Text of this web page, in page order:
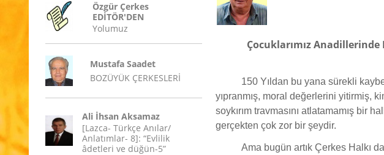
Özgür Çerkes
EDİTÖR'DEN
Yolumuz
Mustafa Saadet
BOZÜYÜK ÇERKESLERİ
Ali İhsan Aksamaz
[Lazca- Türkçe Anılar/
Anlatımlar- 8]: “Evlilik
âdetleri ve düğün-5”
Çocuklarımız Anadillerinde
150 Yıldan bu yana sürekli
yıpranmış, moral değerlerini yitirmiş,
soykırım travmasını atlatamamış bir
gerçekten çok zor bir şeydir.
Ama bugün artık Çerkes Halkı